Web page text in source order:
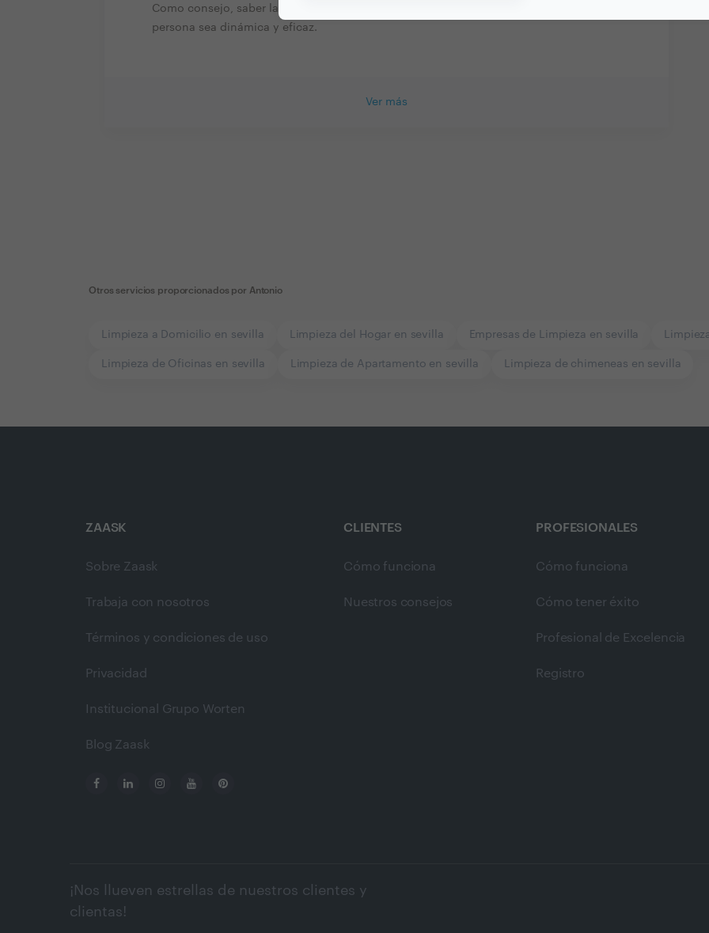
Como consejo, saber la tarifa de precios antes de contratar los servicios, y que la
persona sea dinámica y eficaz.
Ver más
Otros servicios proporcionados por Antonio
Limpieza a Domicilio en sevilla Limpieza del Hogar en sevilla Empresas de Limpieza en sevilla
Limpieza de Oficinas en sevilla Limpieza de Apartamento en sevilla Limpieza de chimeneas en sevilla
ZAASK
Sobre Zaask
Trabaja con nosotros
Términos y condiciones de uso
Privacidad
Institucional Grupo Worten
Blog Zaask
CLIENTES
Cómo funciona
Nuestros consejos
PROFESIONALES
Cómo funciona
Cómo tener éxito
Profesional de Excelencia
Registro
¡Nos llueven estrellas de nuestros clientes y
clientas!